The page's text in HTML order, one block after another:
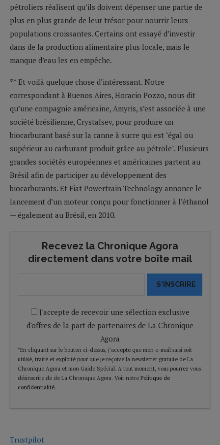
pétroliers réalisent qu’ils doivent dépenser une partie de
plus en plus grande de leur trésor pour nourrir leurs
populations croissantes. Certains ont essayé d’investir
dans de la production alimentaire plus locale, mais le
manque d’eau les en empêche.
** Et voilà quelque chose d’intéressant. Notre
correspondant à Buenos Aires, Horacio Pozzo, nous dit
qu’une compagnie américaine, Amyris, s’est associée à une
société brésilienne, Crystalsev, pour produire un
biocarburant basé sur la canne à sucre qui est "égal ou
supérieur au carburant produit grâce au pétrole". Plusieurs
grandes sociétés européennes et américaines partent au
Brésil afin de participer au développement des
biocarburants. Et Fiat Powertrain Technology annonce le
lancement d’un moteur conçu pour fonctionner à l’éthanol
— également au Brésil, en 2010.
Recevez la Chronique Agora
directement dans votre boîte mail
S'INSCRIRE
J'accepte de recevoir une sélection exclusive
d'offres de la part de partenaires de La Chronique
Agora
*En cliquant sur le bouton ci-dessus, j’accepte que mon e-mail saisi soit
utilisé, traité et exploité pour que je reçoive la newsletter gratuite de La
Chronique Agora et mon Guide Spécial. A tout moment, vous pourrez vous
désinscrire de de La Chronique Agora. Voir notre Politique de
confidentialité.
Trustpilot